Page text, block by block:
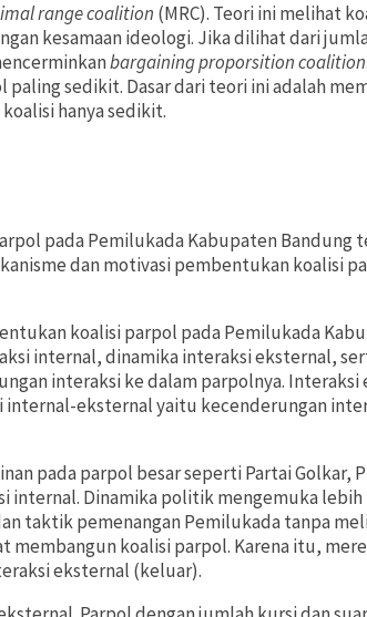
range coalition (MRC). Teori ini melihat
kesamaan ideologi. Jika dilihat dari
bargaining proporsition coalition
sedikit. Dasar dari teori ini adalah
hanya sedikit.
pada Pemilukada Kabupaten Bandung
dan motivasi pembentukan koalisi
koalisi parpol pada Pemilukada
internal, dinamika interaksi eksternal,
interaksi ke dalam parpolnya. Interaksi
eksternal yaitu kecenderungan
pada parpol besar seperti Partai Golkar,
internal. Dinamika politik mengemuka
taktik pemenangan Pemilukada tanpa
koalisi parpol. Karena itu,
eksternal (keluar).